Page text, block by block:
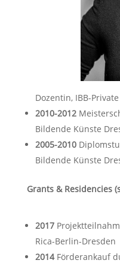
Dozentin, IBB-
2010-2012
Bildende Künste
2005-2010
Bildende Künste
Grants & Residencies
2017Projektteilnahme
Rica-Berlin-Dresden
2014Förderankauf